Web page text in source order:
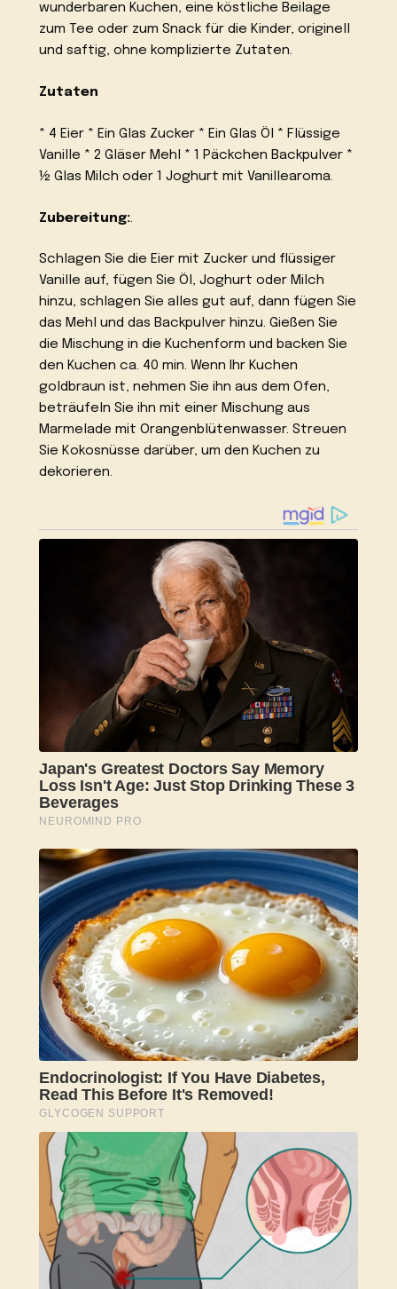
wunderbaren Kuchen, eine köstliche Beilage
zum Tee oder zum Snack für die Kinder, originell
und saftig, ohne komplizierte Zutaten.
Zutaten
* 4 Eier * Ein Glas Zucker * Ein Glas Öl * Flüssige
Vanille * 2 Gläser Mehl * 1 Päckchen Backpulver *
½ Glas Milch oder 1 Joghurt mit Vanillearoma.
Zubereitung:.
Schlagen Sie die Eier mit Zucker und flüssiger
Vanille auf, fügen Sie Öl, Joghurt oder Milch
hinzu, schlagen Sie alles gut auf, dann fügen Sie
das Mehl und das Backpulver hinzu. Gießen Sie
die Mischung in die Kuchenform und backen Sie
den Kuchen ca. 40 min. Wenn Ihr Kuchen
goldbraun ist, nehmen Sie ihn aus dem Ofen,
beträufeln Sie ihn mit einer Mischung aus
Marmelade mit Orangenblütenwasser. Streuen
Sie Kokosnüsse darüber, um den Kuchen zu
dekorieren.